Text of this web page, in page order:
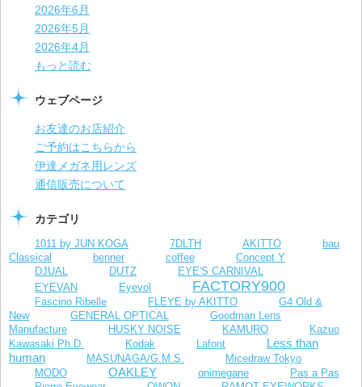
2026年6月
2026年5月
2026年4月
もっと読む
ウェブページ
お友達のお店紹介
ご予約はこちらから
伊達メガネ用レンズ
通信販売について
カテゴリ
1011 by JUN KOGA 7DLTH AKITTO
bau
Classical
benner coffee Concept Y
DJUAL DUTZ
EYE'S CARNIVAL
EYEVAN
Eyevol FACTORY900
Fascino Ribelle FLEYE by AKITTO
G4 Old &
New
GENERAL OPTICAL
Goodman Lens
Manufacture
HUSKY NOISE KAMURO
Kazuo
Kawasaki Ph.D.
Kodak Lafont
Less than
human
MASUNAGA/G.M.S.
Micedraw Tokyo
MODO
OAKLEY onimegane
Pas a Pas